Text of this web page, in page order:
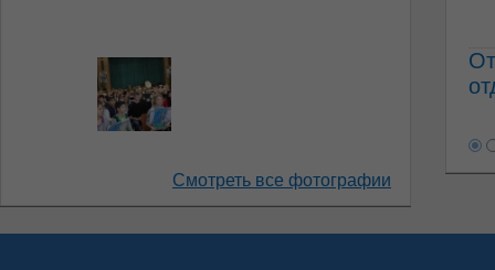
Смотреть все фотографии